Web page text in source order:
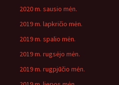
2020 m. sausio mėn.
2019 m. lapkričio mėn.
2019 m. spalio mėn.
2019 m. rugsėjo mėn.
2019 m. rugpjūčio mėn.